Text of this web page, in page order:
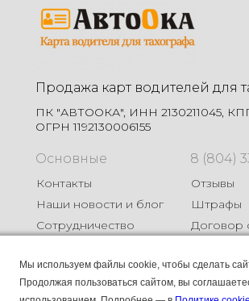
Продажа карт водителей для
ПК "АВТООКА", ИНН 2130211045,
ОГРН 1192130006155
8 (804)
Отзывы
Штрафы
Договор
Основные
Контакты
Наши новости и блог
Сотрудничество
Карты
Карта СКЗИ
Мы используем файлы cookie, чтобы сделать
Продолжая пользоваться сайтом, вы